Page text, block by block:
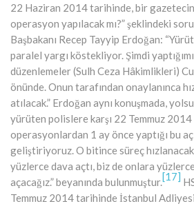
22 Haziran 2014 tarihinde, bir
operasyon yapılacak mı?” şeklindeki
Başbakanı Recep Tayyip Erdoğan:
paralel yargı köstekliyor. Şimdi
düzenlemeler (Sulh Ceza Hâkimlikleri)
önünde. Onun tarafından onaylanınca
atılacak.” Erdoğan aynı konuşmada,
yürüten polislere karşı 22 Temmuz
operasyonlardan 1 ay önce yaptığı bu
geliştiriyoruz. O bitince süreç
yüzlerce dava açtı, biz de onlara
açacağız.” beyanında bulunmuştur.[17]
Temmuz 2014 tarihinde İstanbul